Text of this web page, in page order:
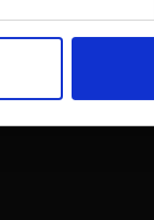
sui cookie.
con altre